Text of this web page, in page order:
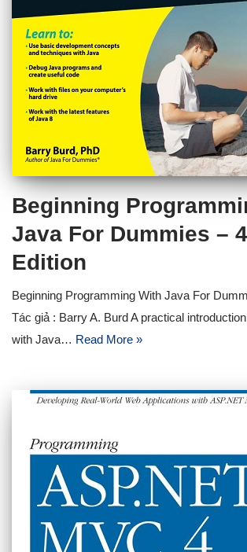
Beginning
Java For Dummies –
Edition
Beginning Programming With Java For
Tác giả : Barry A. Burd A practical
with Java… Read More »